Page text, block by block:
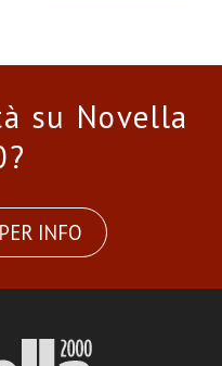
su Novella
INFO